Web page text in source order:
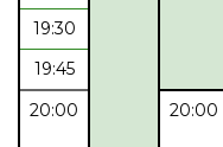
19:30
19:45
20:00
20:00